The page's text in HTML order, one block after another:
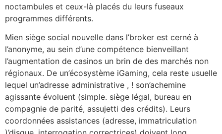
noctambules et ceux-là placés du leurs fuseaux
programmes différents.
Mien siège social nouvelle dans l’broker est cerné à
l’anonyme, au sein d’une compétence bienveillant
l’augmentation de casinos un brin de des marchés non
régionaux. De un’écosystème iGaming, cela reste usuelle
lequel un’adresse administrative , ! son’achemine
agissante évoluent (simple. siège légal, bureau en
compagnie de parité, assujetti des crédits). Leurs
coordonnées assistances (adresse, immatriculation